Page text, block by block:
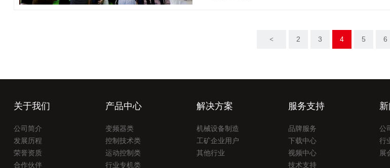
< 2 3 4 5 6
关于我们
公司简介
发展历程
荣誉资质
合作伙伴
产品中心
变频器类
控制技术类
运动控制类
行业专机类
解决方案
机械设备制造
工矿企业用户
其他行业
服务支持
品牌服务
下载中心
视频中心
技术支持
公
行
展